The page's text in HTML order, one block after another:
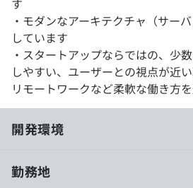
す
・モダンなアーキテクチャ（サー
しています
・スタートアップならではの、少
しやすい、ユーザーとの視点が近
リモートワークなど柔軟な働き方
開発環境
勤務地